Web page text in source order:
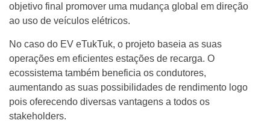
objetivo final promover uma mudança global em direção
ao uso de veículos elétricos.
No caso do EV eTukTuk, o projeto baseia as suas
operações em eficientes estações de recarga. O
ecossistema também beneficia os condutores,
aumentando as suas possibilidades de rendimento logo
pois oferecendo diversas vantagens a todos os
stakeholders.